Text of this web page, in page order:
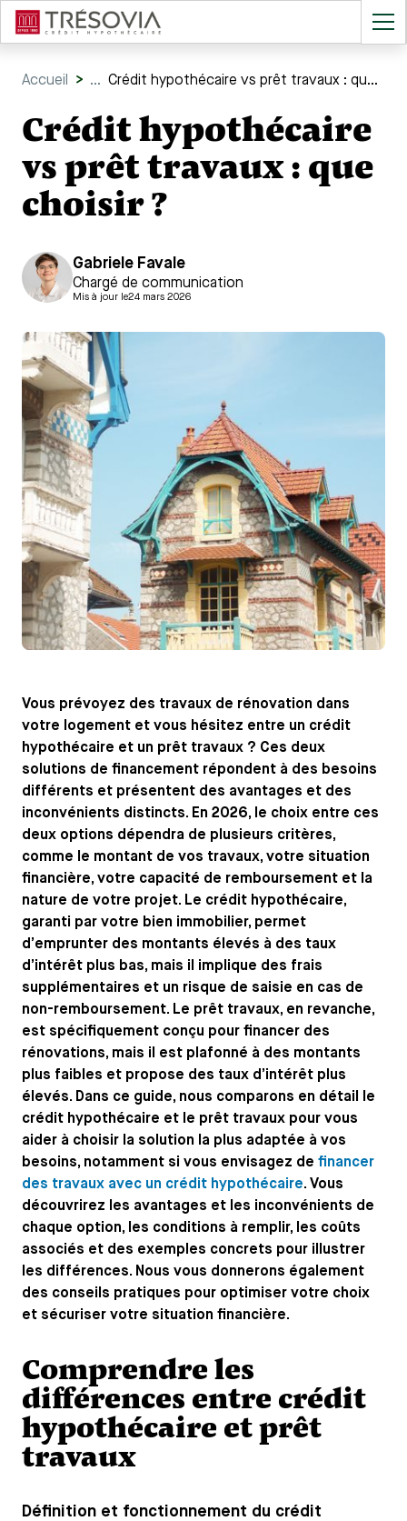
Accueil > ... Crédit hypothécaire vs prêt travaux : que choisir ?
Crédit hypothécaire
vs prêt travaux : que
choisir ?
Gabriele Favale
Chargé de communication
Mis à jour le24 mars 2026
Vous prévoyez des travaux de rénovation dans
votre logement et vous hésitez entre un crédit
hypothécaire et un prêt travaux ? Ces deux
solutions de financement répondent à des besoins
différents et présentent des avantages et des
inconvénients distincts. En 2026, le choix entre ces
deux options dépendra de plusieurs critères,
comme le montant de vos travaux, votre situation
financière, votre capacité de remboursement et la
nature de votre projet. Le crédit hypothécaire,
garanti par votre bien immobilier, permet
d’emprunter des montants élevés à des taux
d’intérêt plus bas, mais il implique des frais
supplémentaires et un risque de saisie en cas de
non-remboursement. Le prêt travaux, en revanche,
est spécifiquement conçu pour financer des
rénovations, mais il est plafonné à des montants
plus faibles et propose des taux d’intérêt plus
élevés. Dans ce guide, nous comparons en détail le
crédit hypothécaire et le prêt travaux pour vous
aider à choisir la solution la plus adaptée à vos
besoins, notamment si vous envisagez de financer
des travaux avec un crédit hypothécaire. Vous
découvrirez les avantages et les inconvénients de
chaque option, les conditions à remplir, les coûts
associés et des exemples concrets pour illustrer
les différences. Nous vous donnerons également
des conseils pratiques pour optimiser votre choix
et sécuriser votre situation financière.
Comprendre les
différences entre crédit
hypothécaire et prêt
travaux
Définition et fonctionnement du crédit